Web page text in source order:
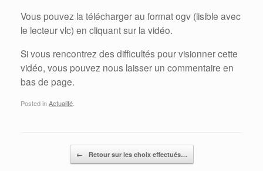
Vous pouvez la télécharger au format ogv (lisible avec
le lecteur vlc) en cliquant sur la vidéo.
Si vous rencontrez des difficultés pour visionner cette
vidéo, vous pouvez nous laisser un commentaire en
bas de page.
Posted inActualité
← Retour sur les choix effectués…